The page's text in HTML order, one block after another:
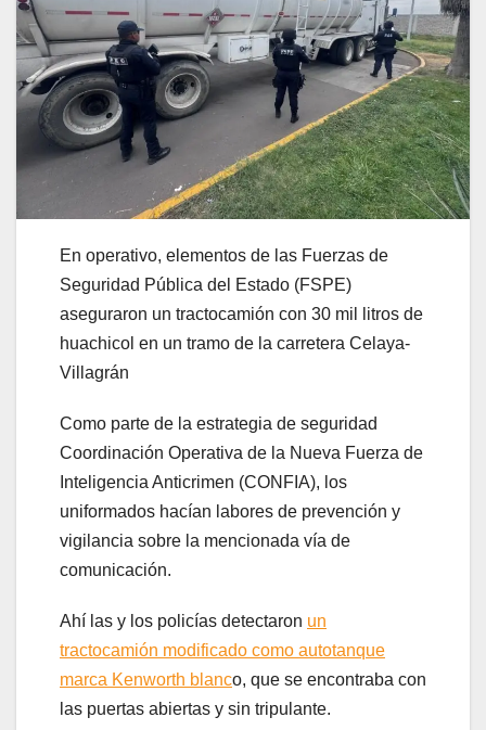
En operativo, elementos de las Fuerzas de
Seguridad Pública del Estado (FSPE)
aseguraron un tractocamión con 30 mil litros de
huachicol en un tramo de la carretera Celaya-
Villagrán
Como parte de la estrategia de seguridad
Coordinación Operativa de la Nueva Fuerza de
Inteligencia Anticrimen (CONFIA), los
uniformados hacían labores de prevención y
vigilancia sobre la mencionada vía de
comunicación.
Ahí las y los policías detectaron un
tractocamión modificado como autotanque
marca Kenworth blanco, que se encontraba con
las puertas abiertas y sin tripulante.